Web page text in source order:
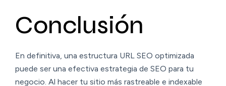
Conclusión
En definitiva, una estructura URL SEO optimizada
puede ser una efectiva estrategia de SEO para tu
negocio. Al hacer tu sitio más rastreable e indexable